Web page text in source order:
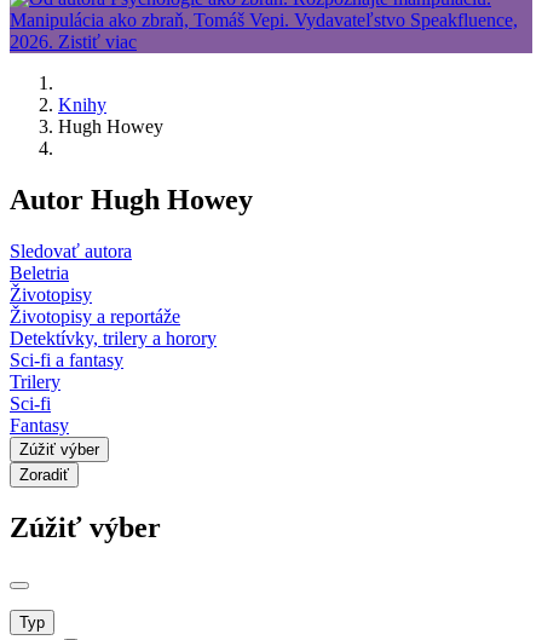
Knihy
Hugh Howey
Autor Hugh Howey
Sledovať autora
Beletria
Životopisy
Životopisy a reportáže
Detektívky, trilery a horory
Sci-fi a fantasy
Trilery
Sci-fi
Fantasy
Zúžiť výber
Zoradiť
Zúžiť výber
Typ